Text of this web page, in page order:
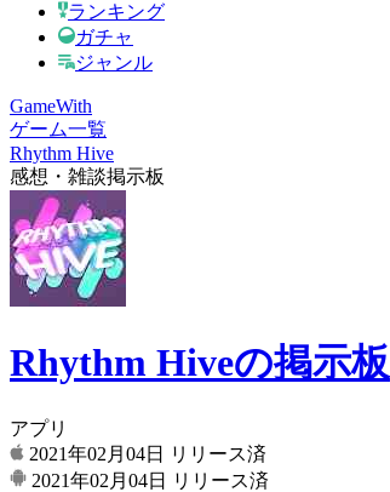
ランキング
ガチャ
ジャンル
GameWith
ゲーム一覧
Rhythm Hive
感想・雑談掲示板
Rhythm Hiveの掲示板
アプリ
2021年02月04日
リリース済
2021年02月04日
リリース済